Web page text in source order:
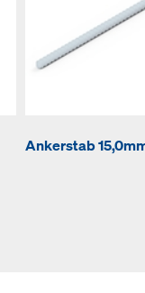
Ankerstab